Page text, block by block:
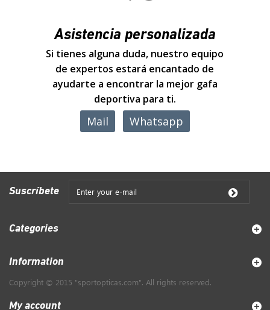
Asistencia personalizada
Si tienes alguna duda, nuestro equipo
de expertos estará encantado de
ayudarte a encontrar la mejor gafa
deportiva para ti.
Mail Whatsapp
Suscríbete
Categories
Information
Copyright © 2015 "sportopticas.com". All rights reserved.
My account